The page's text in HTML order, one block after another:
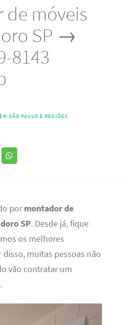
de móveis
SP →
8143
SÃO PAULO E REGIÕES
por montador de
SP. Desde já, fique
os melhores
muitas pessoas não
vão contratar um